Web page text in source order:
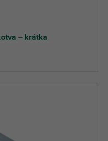
– krátka